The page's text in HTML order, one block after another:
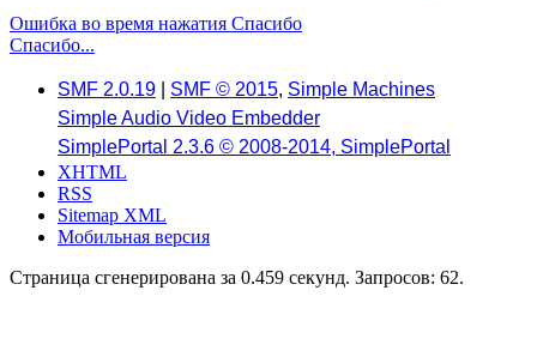
Ошибка во время нажатия Спасибо
Спасибо...
SMF 2.0.19 SMF © 2015, Simple Machines
Simple Audio Video Embedder
SimplePortal 2.3.6 © 2008-2014, SimplePortal
XHTML
RSS
Sitemap XML
Мобильная версия
Страница сгенерирована за 0.459 секунд. Запросов: 62.